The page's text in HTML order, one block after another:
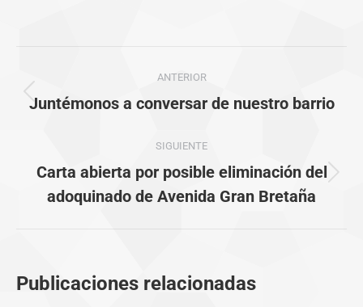
entre
publicaciones
ANTERIOR
Publicación
Juntémonos a conversar de nuestro barrio
SIGUIENTE
Publicación
siguiente:
Carta abierta por posible eliminación del
adoquinado de Avenida Gran Bretaña
Publicaciones relacionadas